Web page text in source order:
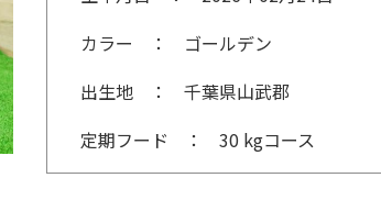
カラー
ゴールデン
出生地
千葉県山武郡
定期フード
30 kgコース